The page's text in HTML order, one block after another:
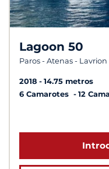
Lagoon 50
Paros - Atenas -
2018
14.75 metros
6 Camarotes
12